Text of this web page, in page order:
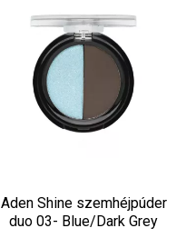
Aden Shine szemhéjpúder
duo 03- Blue/Dark Grey